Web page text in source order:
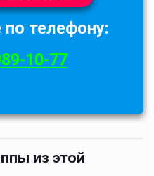
по телефону:
10-77
из этой